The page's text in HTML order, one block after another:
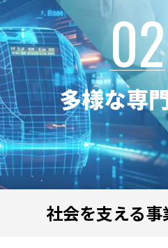
02
多様な専
社会を支える